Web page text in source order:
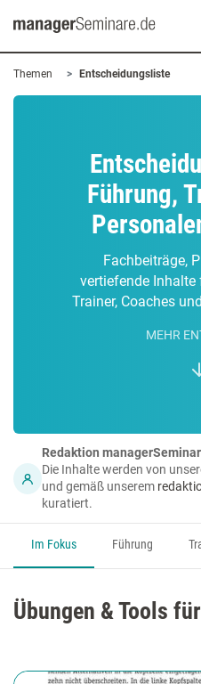
Themen Entscheidungsliste
Führung,
Fachbeiträge,
vertiefende
Trainer, Coaches
MEHR
Redaktion
Die Inhalte werden von
und gemäß unserem
kuratiert.
Im Fokus Führung
Übungen & Tools